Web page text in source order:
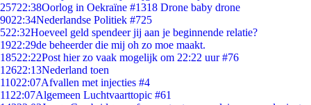
25722:38Oorlog in Oekraïne #1318 Drone baby drone
9022:34Nederlandse Politiek #725
522:32Hoeveel geld spendeer jij aan je beginnende relatie?
1922:29de beheerder die mij oh zo moe maakt.
18522:22Post hier zo vaak mogelijk om 22:22 uur #76
12622:13Nederland toen
11022:07Afvallen met injecties #4
11 22:07Algemeen Luchtvaarttopic #61